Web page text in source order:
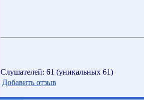
Слушателей: 61 (уникальных 61)
Добавить отзыв